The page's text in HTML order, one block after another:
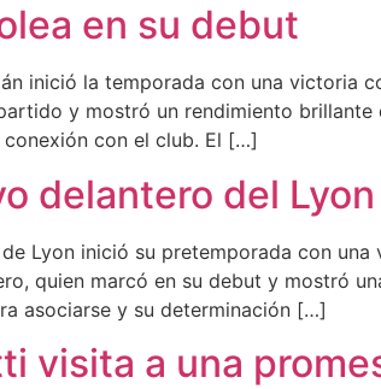
en su debut
inició la temporada con una victoria
y mostró un rendimiento
con el club. El […]
delantero del
Lyon inició su pretemporada con
quien marcó en su debut y mostró
asociarse y su determinación […]
visita a una